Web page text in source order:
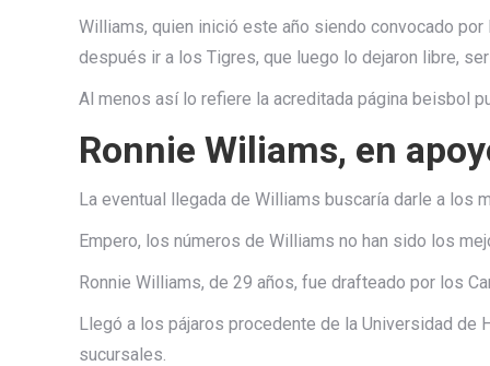
Williams, quien inició este año siendo convocado por
después ir a los Tigres, que luego lo dejaron libre,
Al menos así lo refiere la acreditada página beisbol
Ronnie Wiliams, en
La eventual llegada de Williams buscaría darle a los
Empero, los números de Williams no han sido los
Ronnie Williams, de 29 años, fue drafteado por los
Llegó a los pájaros procedente de la Universidad de
sucursales.